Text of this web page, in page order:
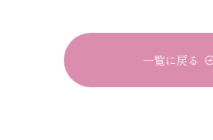
一覧に戻る